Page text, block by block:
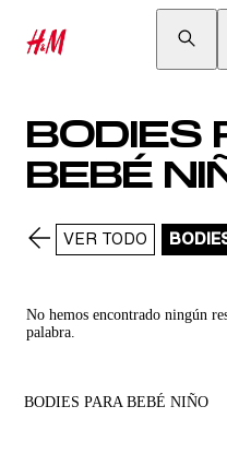
BODIES
BEBÉ
VER TODO
No hemos encontrado ningún
palabra.
BODIES PARA BEBÉ NIÑO